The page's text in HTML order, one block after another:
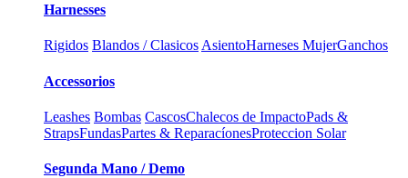
Harnesses
Rigidos Blandos / Clasicos AsientoHarneses MujerGanchos
Accessorios
Leashes Bombas CascosChalecos de ImpactoPads &
StrapsFundasPartes & ReparacíonesProteccion Solar
Segunda Mano / Demo